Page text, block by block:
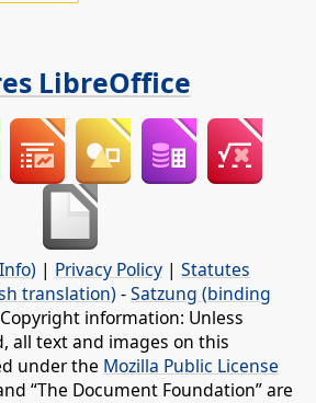
LibreOffice
| Privacy Policy | Statutes
translation) -Satzung (binding
information: Unless
all text and images on this
under the Mozilla Public License
“The Document Foundation” are